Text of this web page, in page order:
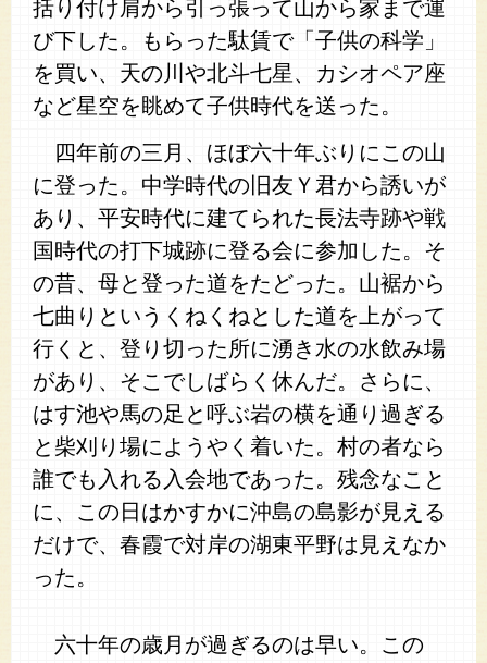
括り付け肩から引っ張って山から家まで運
び下した。もらった駄賃で「子供の科学」
を買い、天の川や北斗七星、カシオペア座
など星空を眺めて子供時代を送った。
四年前の三月、ほぼ六十年ぶりにこの山
に登った。中学時代の旧友Ｙ君から誘いが
あり、平安時代に建てられた長法寺跡や戦
国時代の打下城跡に登る会に参加した。そ
の昔、母と登った道をたどった。山裾から
七曲りというくねくねとした道を上がって
行くと、登り切った所に湧き水の水飲み場
があり、そこでしばらく休んだ。さらに、
はす池や馬の足と呼ぶ岩の横を通り過ぎる
と柴刈り場にようやく着いた。村の者なら
誰でも入れる入会地であった。残念なこと
に、この日はかすかに沖島の島影が見える
だけで、春霞で対岸の湖東平野は見えなか
った。
六十年の歳月が過ぎるのは早い。この